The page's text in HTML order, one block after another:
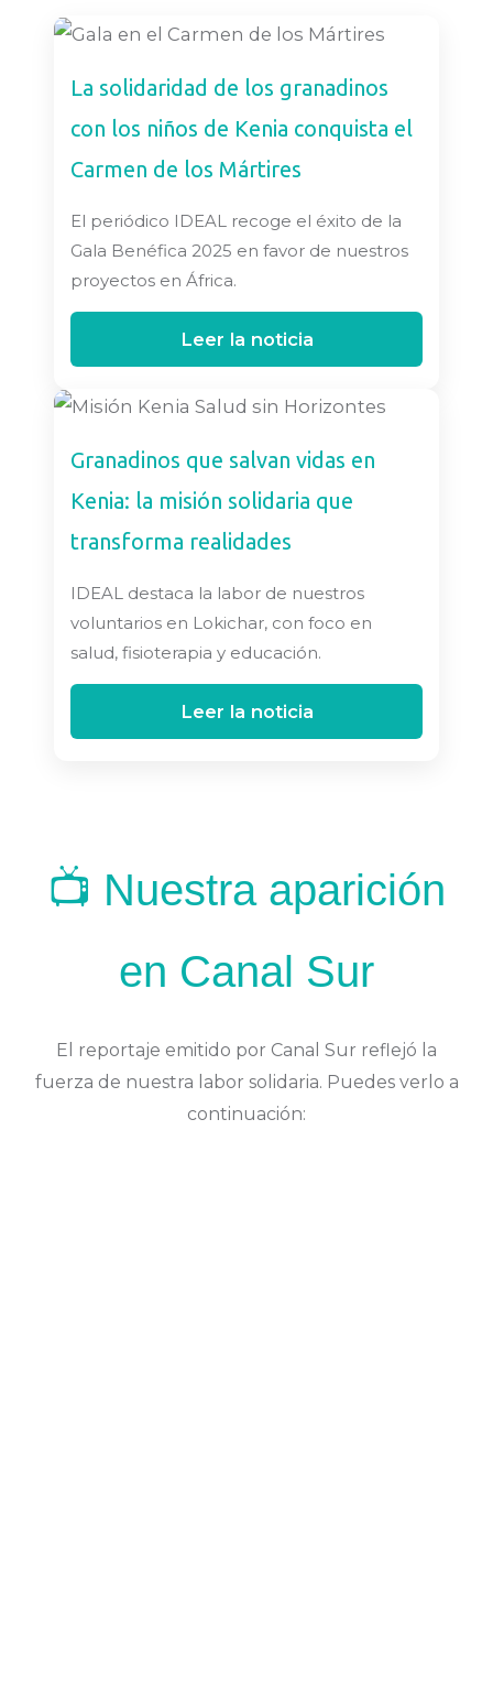
La solidaridad de los granadinos
con los niños de Kenia conquista el
Carmen de los Mártires
El periódico IDEAL recoge el éxito de la
Gala Benéfica 2025 en favor de nuestros
proyectos en África.
Leer la noticia
Granadinos que salvan vidas en
Kenia: la misión solidaria que
transforma realidades
IDEAL destaca la labor de nuestros
voluntarios en Lokichar, con foco en
salud, fisioterapia y educación.
Leer la noticia
📺 Nuestra aparición
en Canal Sur
El reportaje emitido por Canal Sur reflejó la
fuerza de nuestra labor solidaria. Puedes verlo a
continuación: